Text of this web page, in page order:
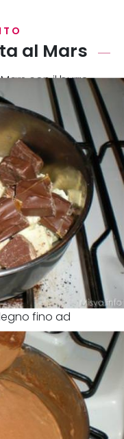
al Mars
con il burro.
fino ad